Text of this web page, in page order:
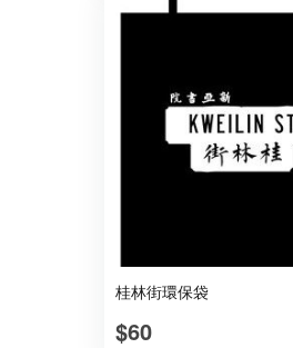
桂林街環保袋
$60